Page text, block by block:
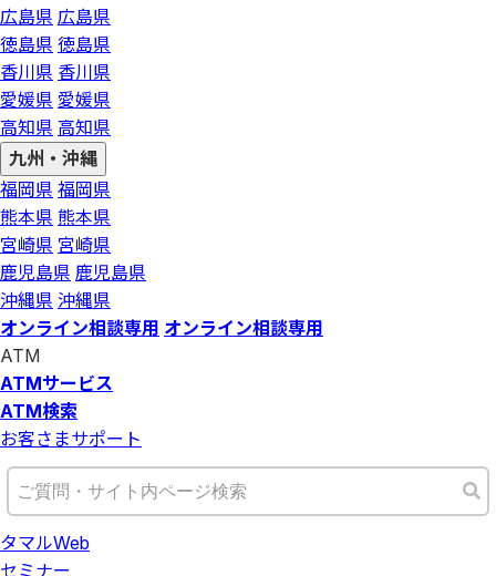
広島県 広島県
徳島県 徳島県
香川県 香川県
愛媛県 愛媛県
高知県 高知県
九州・沖縄
福岡県 福岡県
熊本県 熊本県
宮崎県 宮崎県
鹿児島県 鹿児島県
沖縄県 沖縄県
オンライン相談専用 オンライン相談専用
ATM
ATMサービス
ATM検索
お客さまサポート
タマルWeb
セミナー